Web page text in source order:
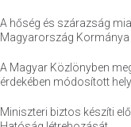
A hőség és szárazság
Magyarország Kormánya
A Magyar Közlönyben
érdekében módosított
Miniszteri biztos készíti